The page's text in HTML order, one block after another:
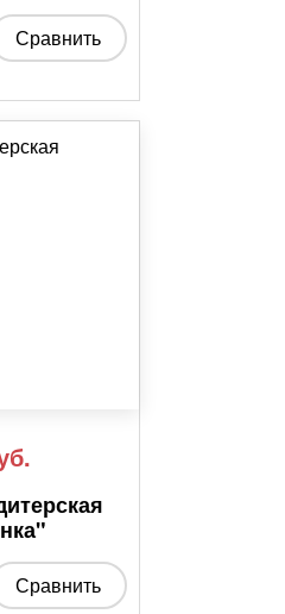
Сравнить
Сравнить